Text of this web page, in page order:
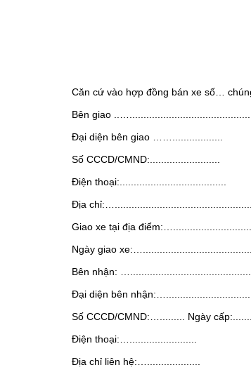
Căn cứ vào hợp đồng bán xe số…
Bên giao
Đại diện bên giao ……..................
Số CCCD/CMND:.........................
Điện thoại:......................................
Địa
Giao xe tại địa
Ngày giao
Bên nhận:
Đại diện bên
Số CCCD/CMND:…......... Ngày
Điện thoại:…........................
Địa chỉ liên hệ:…...................